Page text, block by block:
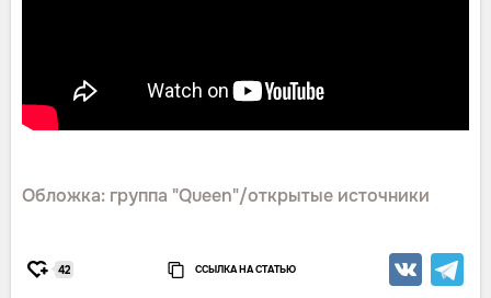
Обложка: группа "Queen"/открытые источники
42 ССЫЛКА НА СТАТЬЮ